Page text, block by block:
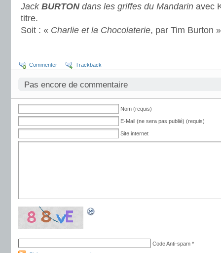
Jack BURTONdans les griffes du Mandarin avec
titre.
Soit : « Charlie et la Chocolaterie, par Tim Burton
Commenter Trackback
Pas encore de commentaire
Nom (requis)
E-Mail (ne sera pas publié) (requis)
Site internet
Code Anti-spam *